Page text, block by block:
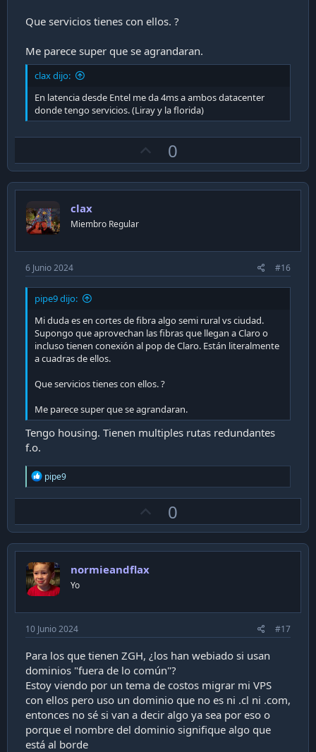
Que servicios tienes con ellos. ?
Me parece super que se agrandaran.
clax dijo:
En latencia desde Entel me da 4ms a ambos datacenter
donde tengo servicios. (Liray y la florida)
p
v
0
clax
Miembro Regular
6 Junio 2024 #16
pipe9 dijo:
Mi duda es en cortes de fibra algo semi rural vs ciudad.
Supongo que aprovechan las fibras que llegan a Claro o
incluso tienen conexión al pop de Claro. Están literalmente
a cuadras de ellos.
Que servicios tienes con ellos. ?
Me parece super que se agrandaran.
Tengo housing. Tienen multiples rutas redundantes
f.o.
R
e
a
i
o
n
s
:
pipe9
p
v
0
normieandflax
Yo
10 Junio 2024 #17
Para los que tienen ZGH, ¿los han webiado si usan
dominios "fuera de lo común"?
Estoy viendo por un tema de costos migrar mi VPS
con ellos pero uso un dominio que no es ni .cl ni .com,
entonces no sé si van a decir algo ya sea por eso o
porque el nombre del dominio signifique algo que
está al borde